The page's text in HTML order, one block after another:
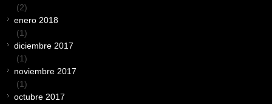
(2)
enero 2018
(1)
diciembre 2017
(1)
noviembre 2017
(1)
octubre 2017